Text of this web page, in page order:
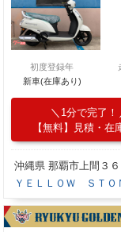
初度登録年
新車(在庫あり)
1分で完了！
【無料】見積・在
沖縄県 那覇市上間３
ＹＥＬＬＯＷ ＳＴＯ